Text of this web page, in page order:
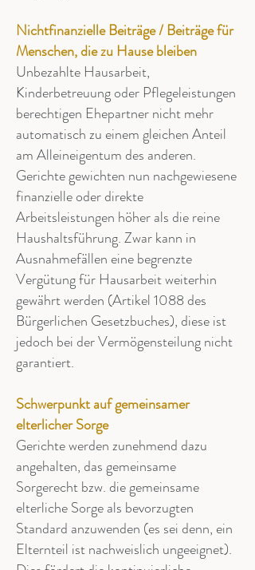
Nichtfinanzielle Beiträge / Beiträge für
Menschen, die zu Hause bleiben
Unbezahlte Hausarbeit,
Kinderbetreuung oder Pflegeleistungen
berechtigen Ehepartner nicht mehr
automatisch zu einem gleichen Anteil
am Alleineigentum des anderen.
Gerichte gewichten nun nachgewiesene
finanzielle oder direkte
Arbeitsleistungen höher als die reine
Haushaltsführung. Zwar kann in
Ausnahmefällen eine begrenzte
Vergütung für Hausarbeit weiterhin
gewährt werden (Artikel 1088 des
Bürgerlichen Gesetzbuches), diese ist
jedoch bei der Vermögensteilung nicht
garantiert.
Schwerpunkt auf gemeinsamer
elterlicher Sorge
Gerichte werden zunehmend dazu
angehalten, das gemeinsame
Sorgerecht bzw. die gemeinsame
elterliche Sorge als bevorzugten
Standard anzuwenden (es sei denn, ein
Elternteil ist nachweislich ungeeignet).